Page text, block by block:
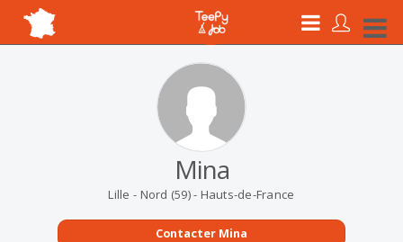
Mina
Lille - Nord (59) - Hauts-de-France
Contacter Mina